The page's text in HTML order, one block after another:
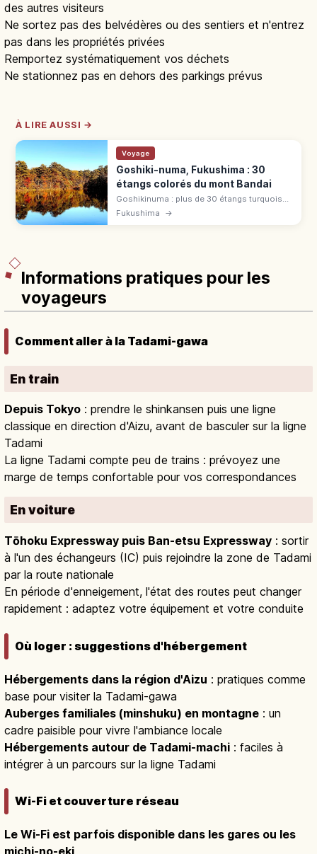
des autres visiteurs
Ne sortez pas des belvédères ou des sentiers et n'entrez
pas dans les propriétés privées
Remportez systématiquement vos déchets
Ne stationnez pas en dehors des parkings prévus
À LIRE AUSSI →
Voyage
Goshiki-numa, Fukushima : 30
étangs colorés du mont Bandai
Goshikinuma : plus de 30 étangs turquoise,
verts et rouges nés de l'éruption du mont
Fukushima →
Informations pratiques pour les
voyageurs
Comment aller à la Tadami-gawa
En train
Depuis Tokyo : prendre le shinkansen puis une ligne
classique en direction d'Aizu, avant de basculer sur la ligne
Tadami
La ligne Tadami compte peu de trains : prévoyez une
marge de temps confortable pour vos correspondances
En voiture
Tōhoku Expressway puis Ban-etsu Expressway : sortir
à l'un des échangeurs (IC) puis rejoindre la zone de Tadami
par la route nationale
En période d'enneigement, l'état des routes peut changer
rapidement : adaptez votre équipement et votre conduite
Où loger : suggestions d'hébergement
Hébergements dans la région d'Aizu : pratiques comme
base pour visiter la Tadami-gawa
Auberges familiales (minshuku) en montagne : un
cadre paisible pour vivre l'ambiance locale
Hébergements autour de Tadami-machi : faciles à
intégrer à un parcours sur la ligne Tadami
Wi-Fi et couverture réseau
Le Wi-Fi est parfois disponible dans les gares ou les
michi-no-eki